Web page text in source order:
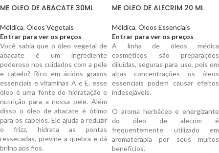
ME OLEO DE ABACATE 30ML
Méldica, Óleos Vegetais
Entrar para ver os preços
Você sabia que o óleo vegetal de
abacate é um ingrediente
poderoso nos cuidados com a pele
e cabelo? Rico em ácidos graxos
essenciais e vitaminas A e E, esse
óleo é uma fonte de hidratação e
nutrição para a nossa pele. Além
disso o óleo de abacate é ótimo
para os cabelos. Ele ajuda a reduzir
o frizz, hidrata as pontas
ressecadas, previne a quebra e dá
brilho aos fios.
ME OLEO DE ALECRIM 20 ML
Méldica, Óleos Essenciais
Entrar para ver os preços
A linha de óleos médica
cosméticos são preparações
diluídas, seguras para uso, pois em
altas concentrações os óleos
essenciais podem causar efeitos
indesejáveis.
O aroma herbáceo e energizante
do óleo de alecrim é
frequentemente utilizado em
aromaterapia por seus muitos
benefícios.